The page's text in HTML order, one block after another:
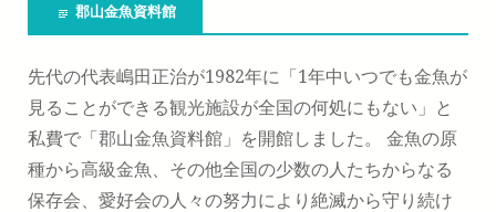
郡山金魚資料館
先代の代表嶋田正治が1982年に「1年中いつでも金魚が
見ることができる観光施設が全国の何処にもない」と
私費で「郡山金魚資料館」を開館しました。 金魚の原
種から高級金魚、その他全国の少数の人たちからなる
保存会、愛好会の人々の努力により絶滅から守り続け